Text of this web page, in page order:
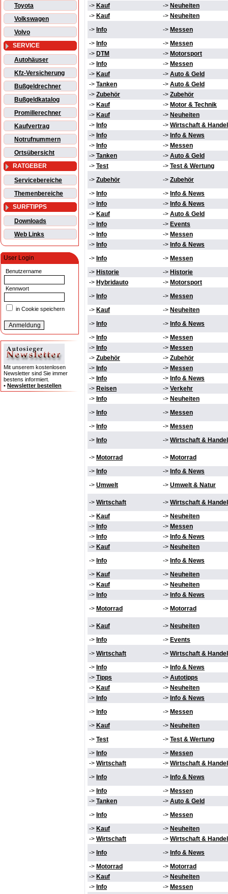
Toyota
Volkswagen
Volvo
SERVICE
Autohäuser
Kfz-Versicherung
Bußgeldrechner
Bußgeldkatalog
Promillerechner
Kaufvertrag
Notrufnummern
Ortsübersicht
RATGEBER
Servicebereiche
Themenbereiche
SURFTIPPS
Downloads
Web Links
User Login
Benutzername
Kennwort
in Cookie speichern
Mit unserem kostenlosen
Newsletter sind Sie immer
bestens informiert.
• Newsletter bestellen
-> Kauf -> Neuheiten
-> Kauf -> Neuheiten
-> Info -> Messen
-> Info -> Messen
-> DTM -> Motorsport
-> Info -> Messen
-> Kauf -> Auto & Geld
-> Tanken -> Auto & Geld
-> Zubehör -> Zubehör
-> Kauf -> Motor & Technik
-> Kauf -> Neuheiten
-> Info -> Wirtschaft & Handel
-> Info -> Info & News
-> Info -> Messen
-> Tanken -> Auto & Geld
-> Test -> Test & Wertung
-> Zubehör -> Zubehör
-> Info -> Info & News
-> Info -> Info & News
-> Kauf -> Auto & Geld
-> Info -> Events
-> Info -> Messen
-> Info -> Info & News
-> Info -> Messen
-> Historie -> Historie
-> Hybridauto -> Motorsport
-> Info -> Messen
-> Kauf -> Neuheiten
-> Info -> Info & News
-> Info -> Messen
-> Info -> Messen
-> Zubehör -> Zubehör
-> Info -> Messen
-> Info -> Info & News
-> Reisen -> Verkehr
-> Info -> Neuheiten
-> Info -> Messen
-> Info -> Messen
-> Info -> Wirtschaft & Handel
-> Motorrad -> Motorrad
-> Info -> Info & News
-> Umwelt -> Umwelt & Natur
-> Wirtschaft -> Wirtschaft & Handel
-> Kauf -> Neuheiten
-> Info -> Messen
-> Info -> Info & News
-> Kauf -> Neuheiten
-> Info -> Info & News
-> Kauf -> Neuheiten
-> Kauf -> Neuheiten
-> Info -> Info & News
-> Motorrad -> Motorrad
-> Kauf -> Neuheiten
-> Info -> Events
-> Wirtschaft -> Wirtschaft & Handel
-> Info -> Info & News
-> Tipps -> Autotipps
-> Kauf -> Neuheiten
-> Info -> Info & News
-> Info -> Messen
-> Kauf -> Neuheiten
-> Test -> Test & Wertung
-> Info -> Messen
-> Wirtschaft -> Wirtschaft & Handel
-> Info -> Info & News
-> Info -> Messen
-> Tanken -> Auto & Geld
-> Info -> Messen
-> Kauf -> Neuheiten
-> Wirtschaft -> Wirtschaft & Handel
-> Info -> Info & News
-> Motorrad -> Motorrad
-> Kauf -> Neuheiten
-> Info -> Messen